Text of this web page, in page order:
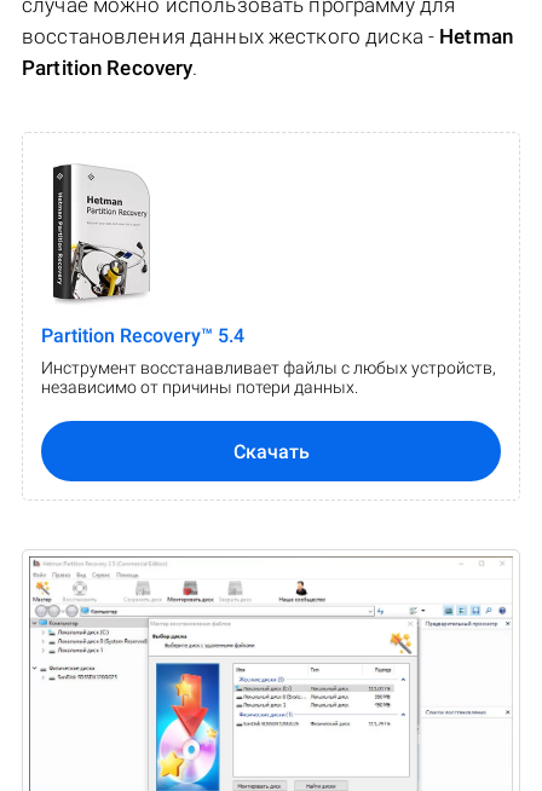
восстановления данных жесткого диска - Hetman
Partition Recovery.
Partition Recovery™ 5.4
Инструмент восстанавливает файлы с любых устройств,
независимо от причины потери данных.
Скачать